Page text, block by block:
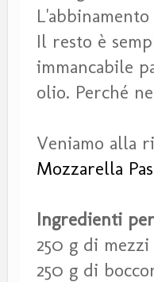
Il resto è
immancabile
olio. Perché
Veniamo alla
Mozzarella
Ingredienti
250 g di
250 g di